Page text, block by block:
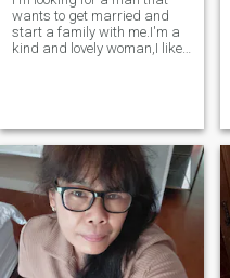
wants to get married and
start a family with me.I'm a
kind and lovely woman,I like
respectful, faithful and
honest